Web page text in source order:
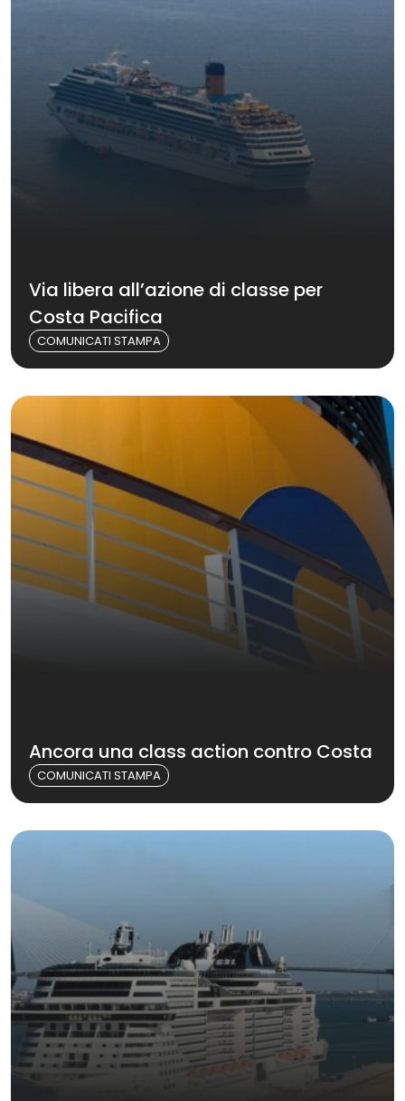
Via libera all’azione di classe per
Costa Pacifica
COMUNICATI STAMPA
Ancora una class action contro Costa
COMUNICATI STAMPA